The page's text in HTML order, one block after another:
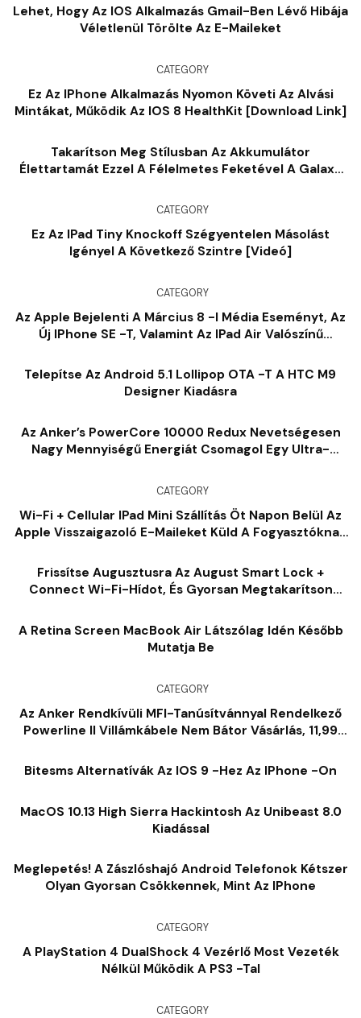
Lehet, Hogy Az IOS Alkalmazás Gmail-Ben Lévő Hibája
Véletlenül Törölte Az E-Maileket
CATEGORY
Ez Az IPhone Alkalmazás Nyomon Követi Az Alvási
Mintákat, Működik Az IOS 8 HealthKit [Download Link]
Takarítson Meg Stílusban Az Akkumulátor
Élettartamát Ezzel A Félelmetes Feketével A Galaxy
CATEGORY
Ez Az IPad Tiny Knockoff Szégyentelen Másolást
Igényel A Következő Szintre [videó]
CATEGORY
Az Apple Bejelenti A Március 8 -i Média Eseményt, Az
Új IPhone SE -t, Valamint Az IPad Air Valószínű
Telepítse Az Android 5.1 Lollipop OTA -t A HTC M9
Designer Kiadásra
Az Anker’s PowerCore 10000 Redux Nevetségesen
Nagy Mennyiségű Energiát Csomagol Egy Ultra-
CATEGORY
Wi-Fi + Cellular IPad Mini Szállítás Öt Napon Belül Az
Apple Visszaigazoló E-Maileket Küld A Fogyasztóknak
Frissítse Augusztusra Az August Smart Lock +
Connect Wi-Fi-Hídot, És Gyorsan Megtakarítson
A Retina Screen MacBook Air Látszólag Idén Később
Mutatja Be
CATEGORY
Az Anker Rendkívüli MFI-Tanúsítvánnyal Rendelkező
Powerline II Villámkábele Nem Bátor Vásárlás, 11,99
Bitesms Alternatívák Az IOS 9 -hez Az IPhone -on
MacOS 10.13 High Sierra Hackintosh Az Unibeast 8.0
Kiadással
Meglepetés! A Zászlóshajó Android Telefonok Kétszer
Olyan Gyorsan Csökkennek, Mint Az IPhone
CATEGORY
A PlayStation 4 DualShock 4 Vezérlő Most Vezeték
Nélkül Működik A PS3 -tal
CATEGORY